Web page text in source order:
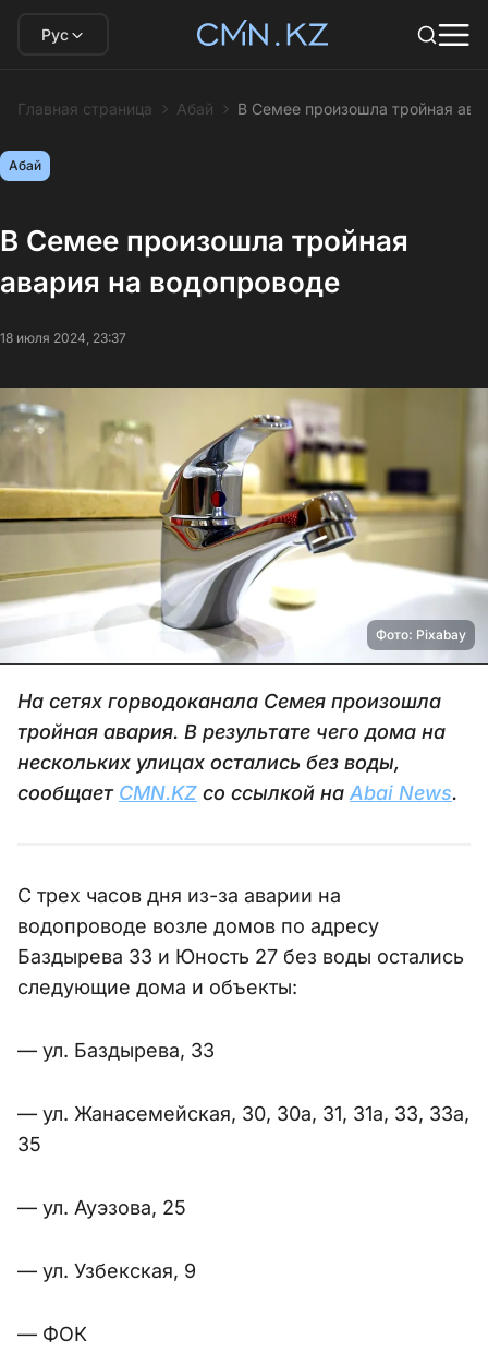
Рус
Главная страница Абай В Семее произошла тройная
Абай
В Семее произошла тройная
авария на водопроводе
18 июля 2024, 23:37
Фото: Pixabay
На сетях горводоканала Семея произошла
тройная авария. В результате чего дома на
нескольких улицах остались без воды,
сообщает CMN.KZ со ссылкой на Abai News.
С трех часов дня из-за аварии на
водопроводе возле домов по адресу
Баздырева 33 и Юность 27 без воды остались
следующие дома и объекты:
— ул. Баздырева, 33
— ул. Жанасемейская, 30, 30а, 31, 31а, 33, 33а,
35
— ул. Ауэзова, 25
— ул. Узбекская, 9
— ФОК